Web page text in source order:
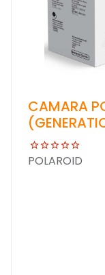
CAMARA
POLAROID